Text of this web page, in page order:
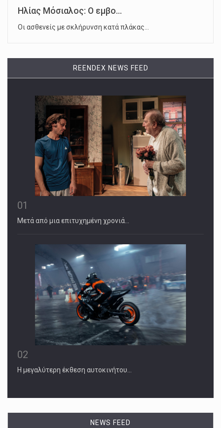
Ηλίας Μόσιαλος: Ο εμβο...
Οι ασθενείς με σκλήρυνση κατά πλάκας…
REENDEX NEWS FEED
01
Μετά από μια επιτυχημένη χρονιά…
02
Η μεγαλύτερη έκθεση αυτοκινήτου…
NEWS FEED
Mr. Vought, an architect of Project 2025 who served in the